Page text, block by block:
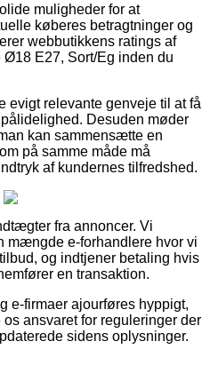
muligheder for at
køberes betragtninger og
webbutikkens ratings af
E27, Sort/Eg inden du
evigt relevante genveje til at få
Desuden møder
kan sammensætte en
på samme måde må
af kundernes tilfredshed.
fra annoncer. Vi
mængde e-forhandlere hvor vi
og indtjener betaling hvis
en transaktion.
e-firmaer ajourføres hyppigt,
ansvaret for reguleringer der
sidens oplysninger.